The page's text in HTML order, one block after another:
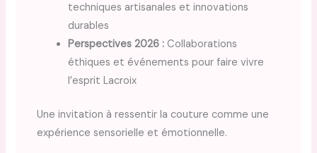
techniques artisanales et innovations
durables
Perspectives 2026 : Collaborations
éthiques et événements pour faire vivre
l’esprit Lacroix
Une invitation à ressentir la couture comme une
expérience sensorielle et émotionnelle.